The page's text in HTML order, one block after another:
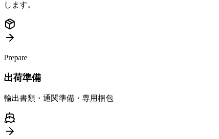
します。
Prepare
出荷準備
輸出書類・通関準備・専用梱包